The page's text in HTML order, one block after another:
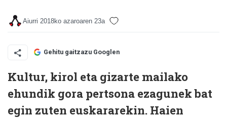
Aiurri 2018ko azaroaren 23a
Gehitu gaitzazu Googlen
Kultur, kirol eta gizarte mailako
ehundik gora pertsona ezagunek bat
egin zuten euskararekin. Haien